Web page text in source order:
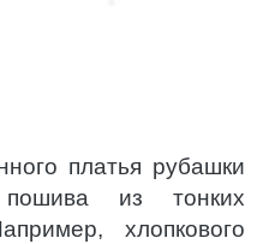
платья рубашки
из тонких
хлопкового